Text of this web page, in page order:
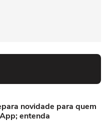
novidade para quem
entenda